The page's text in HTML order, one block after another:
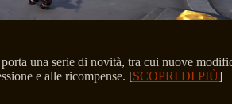
una serie di novità, tra cui nuove
e alle ricompense. [SCOPRI DI PIÙ]